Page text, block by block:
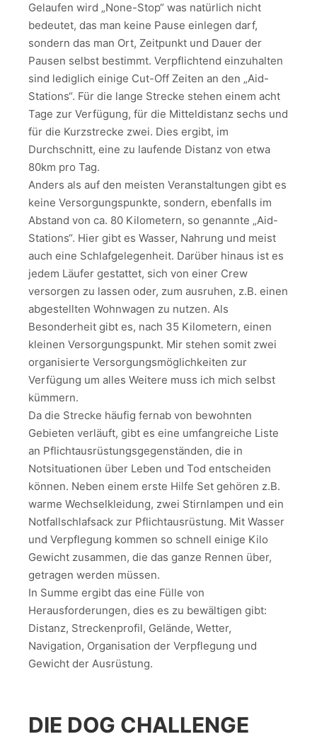
Gelaufen wird „None-Stop“ was natürlich nicht
bedeutet, das man keine Pause einlegen darf,
sondern das man Ort, Zeitpunkt und Dauer der
Pausen selbst bestimmt. Verpflichtend einzuhalten
sind lediglich einige Cut-Off Zeiten an den „Aid-
Stations“. Für die lange Strecke stehen einem acht
Tage zur Verfügung, für die Mitteldistanz sechs und
für die Kurzstrecke zwei. Dies ergibt, im
Durchschnitt, eine zu laufende Distanz von etwa
80km pro Tag.
Anders als auf den meisten Veranstaltungen gibt es
keine Versorgungspunkte, sondern, ebenfalls im
Abstand von ca. 80 Kilometern, so genannte „Aid-
Stations“. Hier gibt es Wasser, Nahrung und meist
auch eine Schlafgelegenheit. Darüber hinaus ist es
jedem Läufer gestattet, sich von einer Crew
versorgen zu lassen oder, zum ausruhen, z.B. einen
abgestellten Wohnwagen zu nutzen. Als
Besonderheit gibt es, nach 35 Kilometern, einen
kleinen Versorgungspunkt. Mir stehen somit zwei
organisierte Versorgungsmöglichkeiten zur
Verfügung um alles Weitere muss ich mich selbst
kümmern.
Da die Strecke häufig fernab von bewohnten
Gebieten verläuft, gibt es eine umfangreiche Liste
an Pflichtausrüstungsgegenständen, die in
Notsituationen über Leben und Tod entscheiden
können. Neben einem erste Hilfe Set gehören z.B.
warme Wechselkleidung, zwei Stirnlampen und ein
Notfallschlafsack zur Pflichtausrüstung. Mit Wasser
und Verpflegung kommen so schnell einige Kilo
Gewicht zusammen, die das ganze Rennen über,
getragen werden müssen.
In Summe ergibt das eine Fülle von
Herausforderungen, dies es zu bewältigen gibt:
Distanz, Streckenprofil, Gelände, Wetter,
Navigation, Organisation der Verpflegung und
Gewicht der Ausrüstung.
DIE DOG CHALLENGE